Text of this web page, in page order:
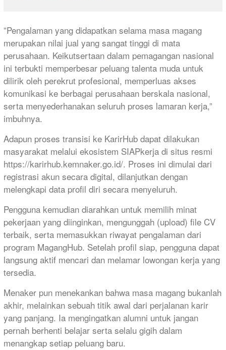
​”Pengalaman yang didapatkan selama masa magang
merupakan nilai jual yang sangat tinggi di mata
perusahaan. Keikutsertaan dalam pemagangan nasional
ini terbukti memperbesar peluang talenta muda untuk
dilirik oleh perekrut profesional, memperluas akses
komunikasi ke berbagai perusahaan berskala nasional,
serta menyederhanakan seluruh proses lamaran kerja,”
imbuhnya.
​Adapun proses transisi ke KarirHub dapat dilakukan
masyarakat melalui ekosistem SIAPkerja di situs resmi
https://karirhub.kemnaker.go.id/. Proses ini dimulai dari
registrasi akun secara digital, dilanjutkan dengan
melengkapi data profil diri secara menyeluruh.
​Pengguna kemudian diarahkan untuk memilih minat
pekerjaan yang diinginkan, mengunggah (upload) file CV
terbaik, serta memasukkan riwayat pengalaman dari
program MagangHub. Setelah profil siap, pengguna dapat
langsung aktif mencari dan melamar lowongan kerja yang
tersedia.
​Menaker pun menekankan bahwa masa magang bukanlah
akhir, melainkan sebuah titik awal dari perjalanan karir
yang panjang. Ia mengingatkan alumni untuk jangan
pernah berhenti belajar serta selalu gigih dalam
menangkap setiap peluang baru.